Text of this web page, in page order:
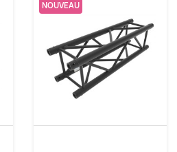
NOUVEAU